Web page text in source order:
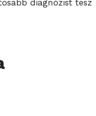
diagnózist tesz